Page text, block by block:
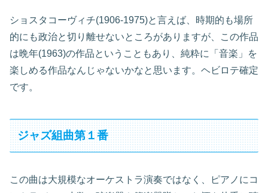
ショスタコーヴィチ(1906-1975)と言えば、時期的も場所
的にも政治と切り離せないところがありますが、この作品
は晩年(1963)の作品ということもあり、純粋に「音楽」を
楽しめる作品なんじゃないかなと思います。ヘビロテ確定
です。
ジャズ組曲第１番
この曲は大規模なオーケストラ演奏ではなく、ピアノにコ